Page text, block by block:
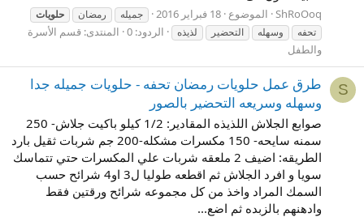
ShRoOoq الموضوع 18 فبراير 2016 جميله رمضان
حلويات
تحفه
وسهله التحضير لذيذه الردود: 0 المنتدى: قسم الأسرة
والطفل
S
طرق عمل حلويات رمضان تحفه - حلويات جميله جدا
وسهله وسريعه التحضير بالصور
صوابع الجلاش اللذيذه المقادير: 1/2 كيلو باكيت جلاش- 250
سمنه سايحه- 150 مكسرات مشكله-200 جم شربات ثقيل بارد
الطريقه: اضيف 2 ملعقه شربات علي المكسرات حتي تتماسك
سويا و افرد الجلاش ثم اقطعه طوليا ل3 او4 شرائح حسب
السمك المراد واخذ من كل مجموعه شرائح ورقتين فقط
وادهنهم بالزبده ثم اضع...